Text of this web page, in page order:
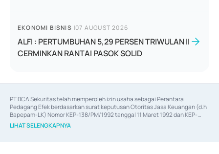
EKONOMI BISNIS |07 AUGUST 2026
ALFI : PERTUMBUHAN 5,29 PERSEN TRIWULAN II
CERMINKAN RANTAI PASOK SOLID
PT BCA Sekuritas telah memperoleh izin usaha sebagai Perantara
Pedagang Efek berdasarkan surat keputusan Otoritas Jasa Keuangan (d.h
Bapepam-LK) Nomor KEP-138/PM/1992 tanggal 11 Maret 1992 dan KEP-
06/D.04/2014 tanggal 28 Februari 2014, izin usaha sebagai Penjamin Emisi
Efek berdasarkan surat keputusan Otoritas Jasa Keuangan Nomor KEP-
LIHAT SELENGKAPNYA